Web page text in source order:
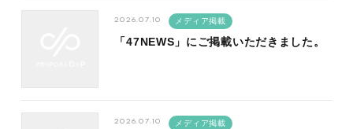
「47NEWS」にご掲載いただきました。
2026.07.10 メディア掲載
2026.07.10 メディア掲載